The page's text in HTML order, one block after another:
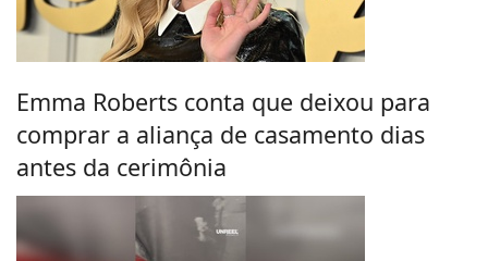
Emma Roberts conta que deixou para
comprar a aliança de casamento dias
antes da cerimônia